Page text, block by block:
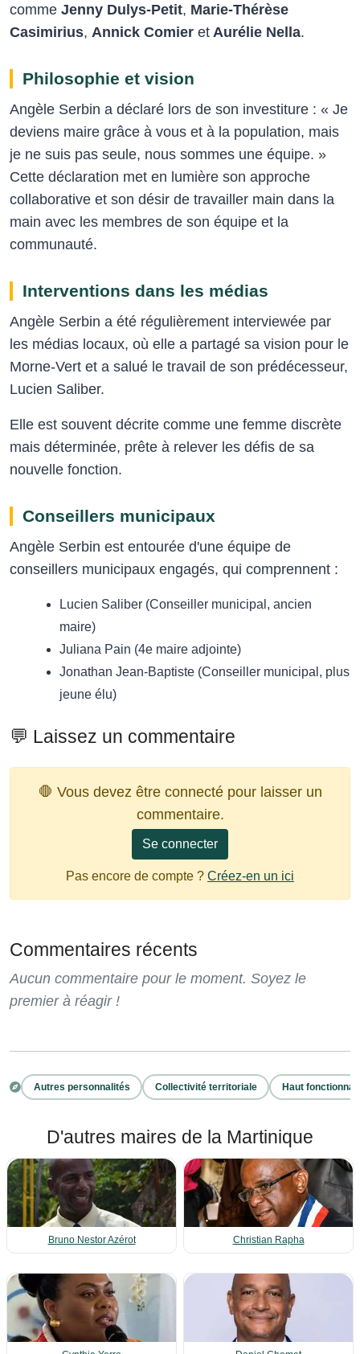
comme Jenny Dulys-Petit, Marie-Thérèse
Casimirius, Annick Comier et Aurélie Nella.
Philosophie et vision
Angèle Serbin a déclaré lors de son investiture : « Je
deviens maire grâce à vous et à la population, mais
je ne suis pas seule, nous sommes une équipe. »
Cette déclaration met en lumière son approche
collaborative et son désir de travailler main dans la
main avec les membres de son équipe et la
communauté.
Interventions dans les médias
Angèle Serbin a été régulièrement interviewée par
les médias locaux, où elle a partagé sa vision pour le
Morne-Vert et a salué le travail de son prédécesseur,
Lucien Saliber.
Elle est souvent décrite comme une femme discrète
mais déterminée, prête à relever les défis de sa
nouvelle fonction.
Conseillers municipaux
Angèle Serbin est entourée d'une équipe de
conseillers municipaux engagés, qui comprennent :
Lucien Saliber (Conseiller municipal, ancien
maire)
Juliana Pain (4e maire adjointe)
Jonathan Jean-Baptiste (Conseiller municipal, plus
jeune élu)
💬 Laissez un commentaire
🛑 Vous devez être connecté pour laisser un
commentaire.
Se connecter
Pas encore de compte ? Créez-en un ici
Commentaires récents
Aucun commentaire pour le moment. Soyez le
premier à réagir !
Autres personnalités Collectivité territoriale Haut
D'autres maires de la Martinique
Bruno Nestor Azérot Christian Rapha